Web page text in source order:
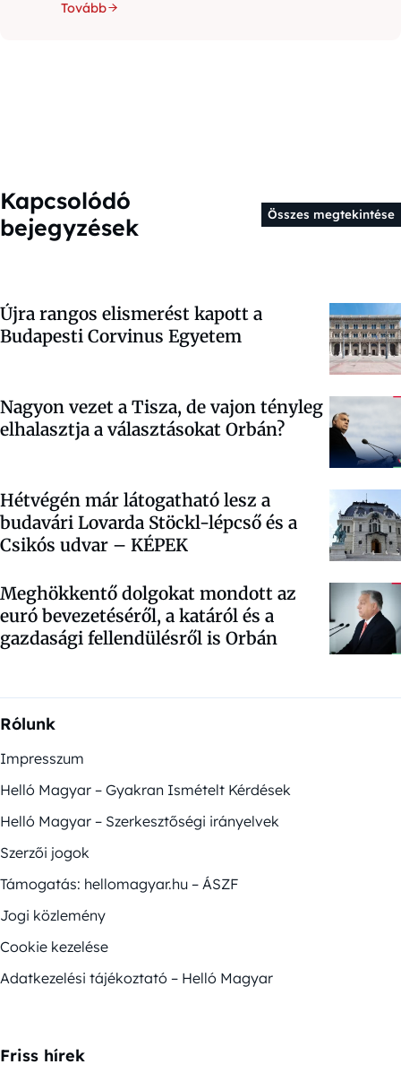
Tovább
Kapcsolódó
bejegyzések
Összes megtekintése
Újra rangos elismerést kapott a
Budapesti Corvinus Egyetem
Nagyon vezet a Tisza, de vajon tényleg
elhalasztja a választásokat Orbán?
Hétvégén már látogatható lesz a
budavári Lovarda Stöckl-lépcső és a
Csikós udvar – KÉPEK
Meghökkentő dolgokat mondott az
euró bevezetéséről, a katáról és a
gazdasági fellendülésről is Orbán
Rólunk
Impresszum
Helló Magyar – Gyakran Ismételt Kérdések
Helló Magyar – Szerkesztőségi irányelvek
Szerzői jogok
Támogatás: hellomagyar.hu – ÁSZF
Jogi közlemény
Cookie kezelése
Adatkezelési tájékoztató – Helló Magyar
Friss hírek